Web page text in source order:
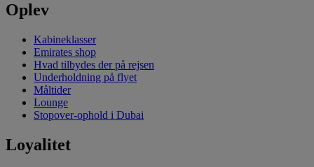
Oplev
Kabineklasser
Emirates shop
Hvad tilbydes der på rejsen
Underholdning på flyet
Måltider
Lounge
Stopover-ophold i Dubai
Loyalitet